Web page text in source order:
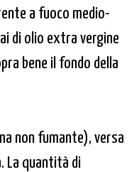
a fuoco medio-
di olio extra vergine
bene il fondo della
non fumante), versa
La quantità di